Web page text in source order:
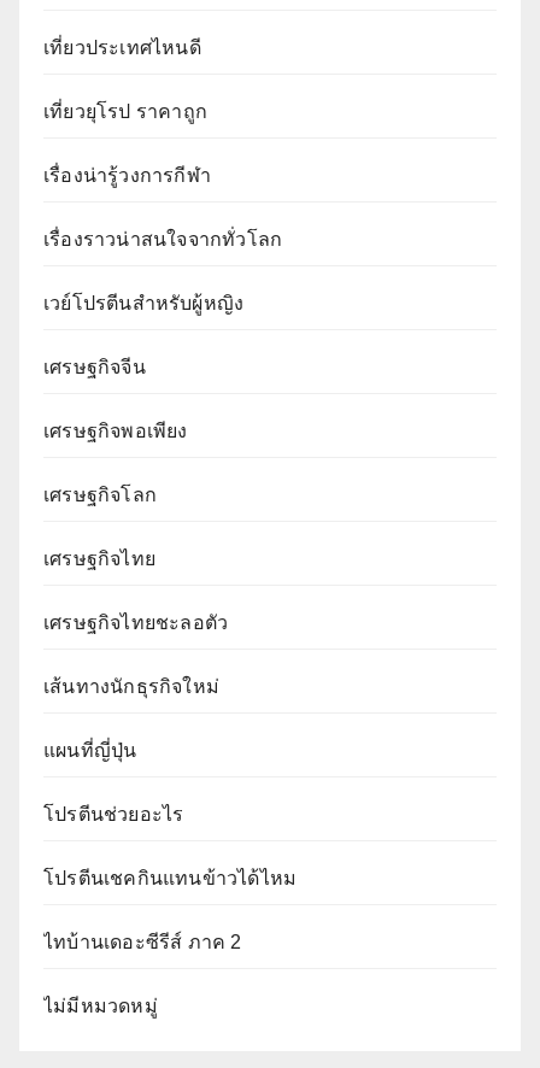
เที่ยวประเทศไหนดี
เที่ยวยุโรป ราคาถูก
เรื่องน่ารู้วงการกีฬา
เรื่องราวน่าสนใจจากทั่วโลก
เวย์โปรตีนสำหรับผู้หญิง
เศรษฐกิจจีน
เศรษฐกิจพอเพียง
เศรษฐกิจโลก
เศรษฐกิจไทย
เศรษฐกิจไทยชะลอตัว
เส้นทางนักธุรกิจใหม่
แผนที่ญี่ปุ่น
โปรตีนช่วยอะไร
โปรตีนเชคกินแทนข้าวได้ไหม
ไทบ้านเดอะซีรีส์ ภาค 2
ไม่มีหมวดหมู่